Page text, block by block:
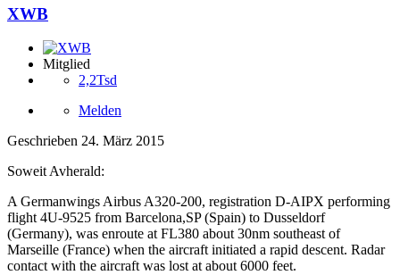
XWB
Mitglied
2,2Tsd
Melden
Geschrieben 24. März 2015
Soweit Avherald:
A Germanwings Airbus A320-200, registration D-AIPX performing
flight 4U-9525 from Barcelona,SP (Spain) to Dusseldorf
(Germany), was enroute at FL380 about 30nm southeast of
Marseille (France) when the aircraft initiated a rapid descent. Radar
contact with the aircraft was lost at about 6000 feet.